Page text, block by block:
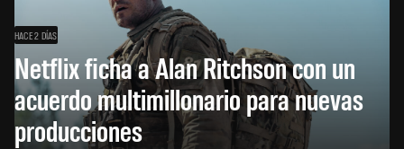
HACE 2 DÍAS
Netflix ficha a Alan Ritchson con un
acuerdo multimillonario para nuevas
producciones